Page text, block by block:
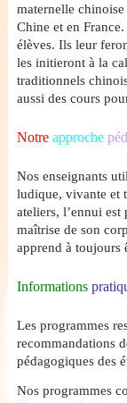
maternelle
Chine et en
élèves. Ils leur
les initieront à la
traditionnels
aussi des cours
Notre approche
Nos enseignants
ludique, vivante et
ateliers, l’ennui
maîtrise de son
apprend à toujours
Informations
Les programmes
recommandations
pédagogiques des
Nos programmes